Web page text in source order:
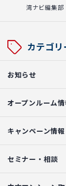
湾ナビ編集部
カテゴリ
お知らせ
オープンルーム
キャンペーン情報
セミナー・相談